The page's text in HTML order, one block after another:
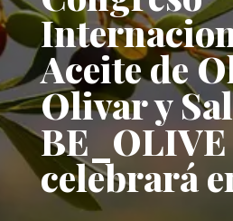
Aceite de
Olivar y
BE_OLIVE
celebrará